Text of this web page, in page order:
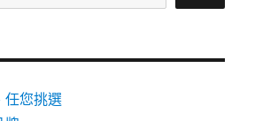
任您挑選